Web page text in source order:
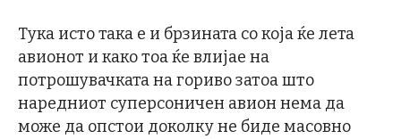
Тука исто така е и брзината со која ќе лета
авионот и како тоа ќе влијае на
потрошувачката на гориво затоа што
наредниот суперсоничен авион нема да
може да опстои доколку не биде масовно